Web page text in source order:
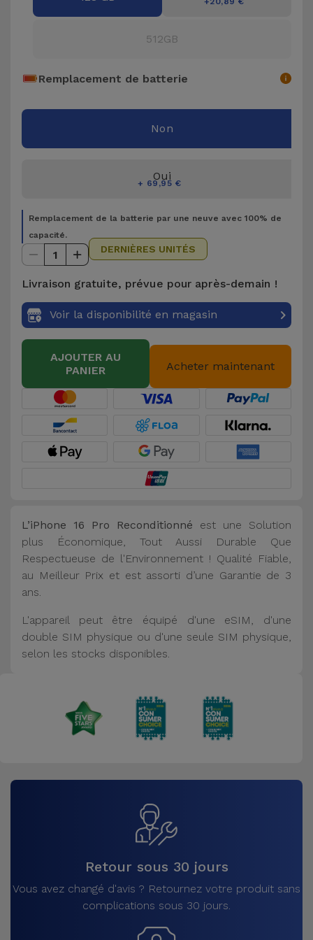
Accessoires
Vélo
Voir
tout
512GB
Remplacement de batterie
Non
Oui
+ 69,95 €
Remplacement de la batterie par une neuve avec 100% de
capacité.
1 DERNIÈRES UNITÉS
Livraison gratuite, prévue pour après-demain !
Voir la disponibilité en magasin
AJOUTER AU
PANIER
Acheter maintenant
L’iPhone 16 Pro Reconditionné est une Solution
plus Économique, Tout Aussi Durable Que
Respectueuse de l'Environnement ! Qualité Fiable,
au Meilleur Prix et est assorti d’une Garantie de 3
ans.
L'appareil peut être équipé d'une eSIM, d'une
double SIM physique ou d'une seule SIM physique,
selon les stocks disponibles.
Retour sous 30 jours
Vous avez changé d'avis ? Retournez votre produit sans
complications sous 30 jours.